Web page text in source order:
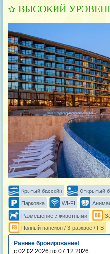
ВЫСОКИЙ
Крытый бассейн Открытый
Парковка WI-FI
Размещение с животными
Полный пансион / 3-разовое / FB
Раннее бронирование!
с 02.02.2026 по 07.12.2026